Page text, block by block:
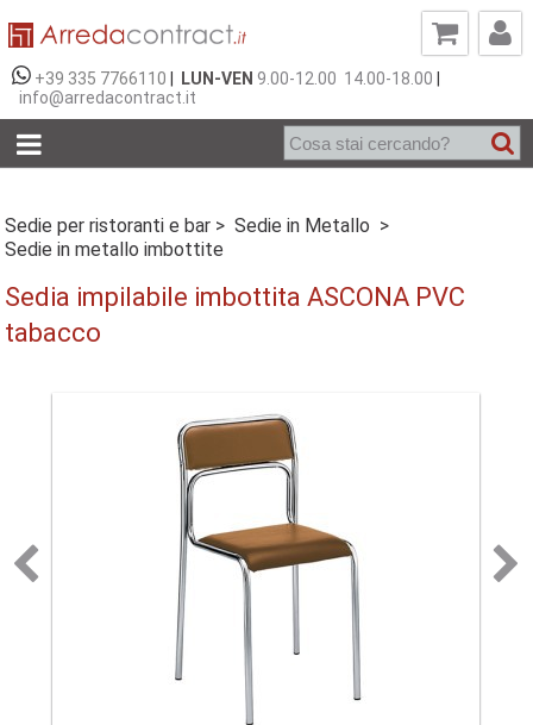
+39 335 7766110 LUN-VEN 9.00-12.00 14.00-18.00
info@arredacontract.it
Sedie per ristoranti e bar > Sedie in Metallo >
Sedie in metallo imbottite
Sedia impilabile imbottita ASCONA PVC
tabacco